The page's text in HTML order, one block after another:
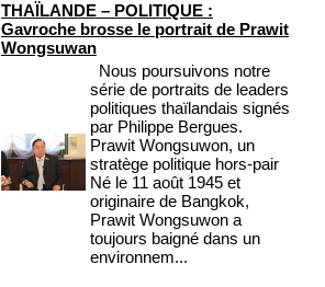
THAÏLANDE – POLITIQUE :
Gavroche brosse le portrait de Prawit
Wongsuwan
Nous poursuivons notre
série de portraits de leaders
politiques thaïlandais signés
par Philippe Bergues.
Prawit Wongsuwon, un
stratège politique hors-pair
Né le 11 août 1945 et
originaire de Bangkok,
Prawit Wongsuwon a
toujours baigné dans un
environnem...